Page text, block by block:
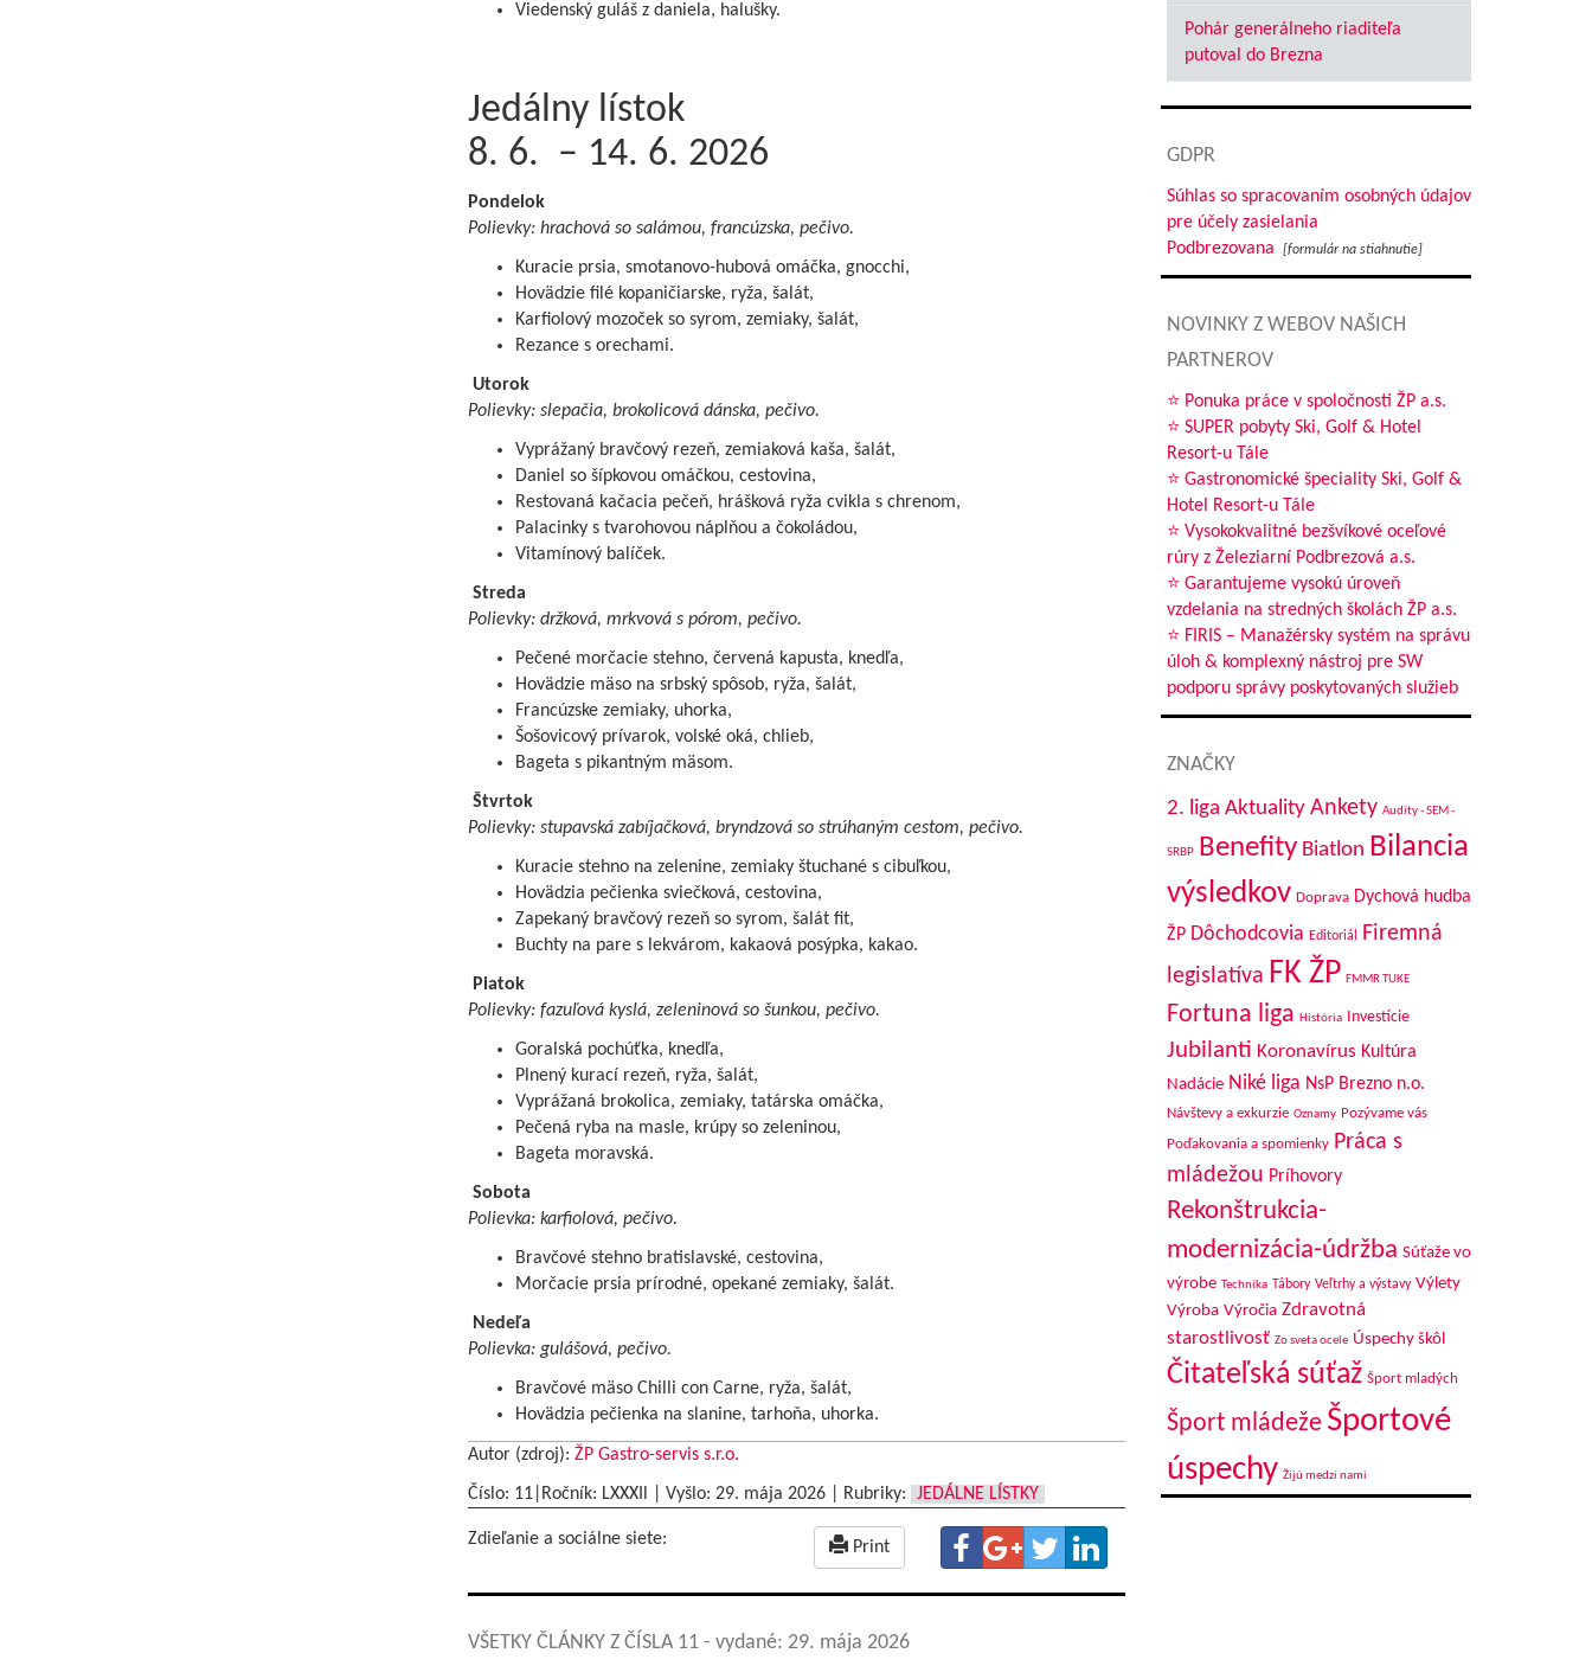
Viedenský guláš z daniela, halušky.
Jedálny lístok
8. 6. – 14. 6. 2026
Pondelok
Polievky: hrachová so salámou, francúzska, pečivo.
Kuracie prsia, smotanovo-hubová omáčka, gnocchi,
Hovädzie filé kopaničiarske, ryža, šalát,
Karfiolový mozoček so syrom, zemiaky, šalát,
Rezance s orechami.
Utorok
Polievky: slepačia, brokolicová dánska, pečivo.
Vyprážaný bravčový rezeň, zemiaková kaša, šalát,
Daniel so šípkovou omáčkou, cestovina,
Restovaná kačacia pečeň, hrášková ryža cvikla s chrenom,
Palacinky s tvarohovou náplňou a čokoládou,
Vitamínový balíček.
Streda
Polievky: držková, mrkvová s pórom, pečivo.
Pečené morčacie stehno, červená kapusta, knedľa,
Hovädzie mäso na srbský spôsob, ryža, šalát,
Francúzske zemiaky, uhorka,
Šošovicový prívarok, volské oká, chlieb,
Bageta s pikantným mäsom.
Štvrtok
Polievky: stupavská zabíjačková, bryndzová so strúhaným cestom, pečivo.
Kuracie stehno na zelenine, zemiaky štuchané s cibuľkou,
Hovädzia pečienka sviečková, cestovina,
Zapekaný bravčový rezeň so syrom, šalát fit,
Buchty na pare s lekvárom, kakaová posýpka, kakao.
Piatok
Polievky: fazuľová kyslá, zeleninová so šunkou, pečivo.
Goralská pochúťka, knedľa,
Plnený kurací rezeň, ryža, šalát,
Vyprážaná brokolica, zemiaky, tatárska omáčka,
Pečená ryba na masle, krúpy so zeleninou,
Bageta moravská.
Sobota
Polievka: karfiolová, pečivo.
Bravčové stehno bratislavské, cestovina,
Morčacie prsia prírodné, opekané zemiaky, šalát.
Nedeľa
Polievka: gulášová, pečivo.
Bravčové mäso Chilli con Carne, ryža, šalát,
Hovädzia pečienka na slanine, tarhoňa, uhorka.
Autor (zdroj): ŽP Gastro-servis s.r.o.
Číslo: 11|Ročník: LXXXIl | Vyšlo: 29. mája 2026| Rubriky: JEDÁLNE LÍSTKY
Zdieľanie a sociálne siete: Print
VŠETKY ČLÁNKY Z ČÍSLA 11 - vydané: 29. mája 2026
Pohár generálneho riaditeľa
putoval do Brezna
GDPR
Súhlas so spracovaním osobných údajov
pre účely zasielania
Podbrezovana
[formulár na stiahnutie]
NOVINKY Z WEBOV NAŠICH
PARTNEROV
⭐ Ponuka práce v spoločnosti ŽP a.s.
⭐ SUPER pobyty Ski, Golf & Hotel
Resort-u Tále
⭐ Gastronomické špeciality Ski, Golf &
Hotel Resort-u Tále
⭐ Vysokokvalitné bezšvíkové oceľové
rúry z Železiarní Podbrezová a.s.
⭐ Garantujeme vysokú úroveň
vzdelania na stredných školách ŽP a.s.
⭐ FIRIS – Manažérsky systém na správu
úloh & komplexný nástroj pre SW
podporu správy poskytovaných služieb
ZNAČKY
2. liga Aktuality Ankety Audity - SEM -
SRBP Benefity Biatlon Bilancia
výsledkov Doprava Dychová hudba
ŽP Dôchodcovia Editoriál
Firemná
legislatíva FK ŽP FMMR TUKE
Fortuna liga História Investície
Jubilanti Koronavírus Kultúra
Nadácie Niké liga NsP Brezno n.o.
Návštevy a exkurzie Oznamy Pozývame vás
Poďakovania a spomienky Práca s
mládežou Príhovory
Rekonštrukcia-
modernizácia-údržba Súťaže vo
výrobe Technika Tábory Veľtrhy a výstavy Výlety
Výroba Výročia Zdravotná
starostlivosť Zo sveta ocele Úspechy škôl
Čitateľská súťaž Šport mladých
Šport mládeže Športové
úspechy Žijú medzi nami